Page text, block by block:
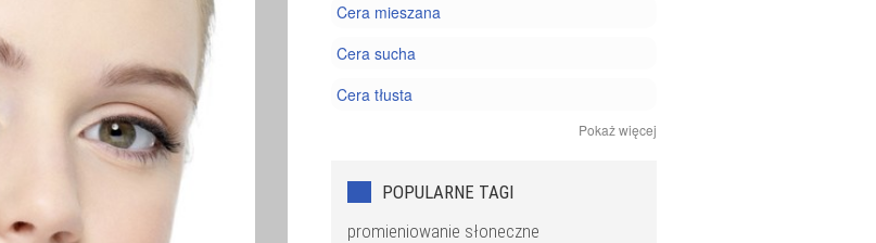
Cera mieszana
Cera sucha
Cera tłusta
Kosmetyki pielęgnacyjne
Pokaż więcej
POPULARNE TAGI
promieniowanie słoneczne